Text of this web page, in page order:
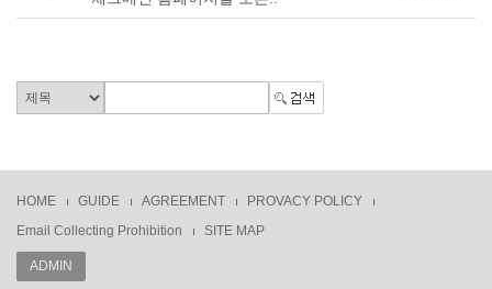
HOME GUIDE AGREEMENT
PROVACY POLICY
Email Collecting Prohibition
SITE MAP
ADMIN